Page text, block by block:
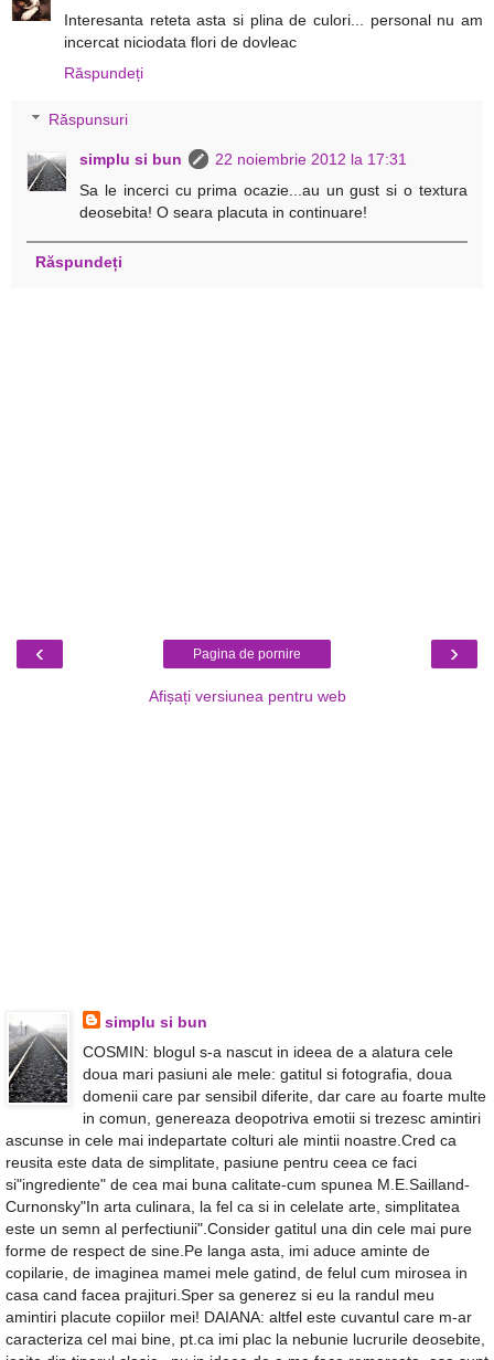
Interesanta reteta asta si plina de culori... personal nu am
incercat niciodata flori de dovleac
Răspundeți
Răspunsuri
simplu si bun
22 noiembrie 2012 la 17:31
Sa le incerci cu prima ocazie...au un gust si o textura
deosebita! O seara placuta in continuare!
Răspundeți
‹ ›
Pagina de pornire
Afișați versiunea pentru web
simplu si bun
COSMIN: blogul s-a nascut in ideea de a alatura cele
doua mari pasiuni ale mele: gatitul si fotografia, doua
domenii care par sensibil diferite, dar care au foarte multe
in comun, genereaza deopotriva emotii si trezesc amintiri
ascunse in cele mai indepartate colturi ale mintii noastre.Cred ca
reusita este data de simplitate, pasiune pentru ceea ce faci
si"ingrediente" de cea mai buna calitate-cum spunea M.E.Sailland-
Curnonsky"In arta culinara, la fel ca si in celelate arte, simplitatea
este un semn al perfectiunii".Consider gatitul una din cele mai pure
forme de respect de sine.Pe langa asta, imi aduce aminte de
copilarie, de imaginea mamei mele gatind, de felul cum mirosea in
casa cand facea prajituri.Sper sa generez si eu la randul meu
amintiri placute copiilor mei! DAIANA: altfel este cuvantul care m-ar
caracteriza cel mai bine, pt.ca imi plac la nebunie lucrurile deosebite,